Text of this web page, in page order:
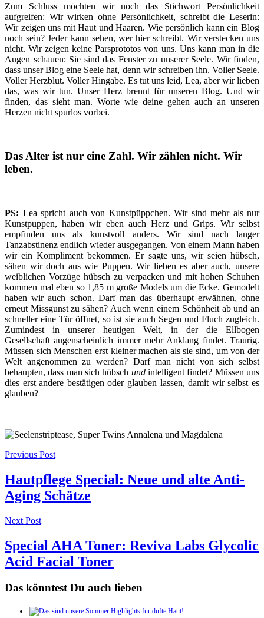
Zum Schluss möchten wir noch das Stichwort Persönlichkeit
aufgreifen: Wir wirken ohne Persönlichkeit, schreibt die Leserin:
Wir zeigen uns mit Haut und Haaren. Wie persönlich kann ein Blog
noch sein? Jeder kann sehen, wer hier schreibt. Wir verstecken uns
nicht. Wir zeigen keine Parsprototos von uns. Uns kann man in die
Augen schauen: Sie sind das Fenster zu unserer Seele. Wir finden,
dass unser Blog eine Seele hat, denn wir schreiben ihn. Voller Seele.
Voller Herzblut. Voller Hingabe. Es tut uns leid, Lea, aber wir lieben
das, was wir tun. Unser Herz brennt für unseren Blog. Und wir
finden, das sieht man. Worte wie deine gehen auch an unseren
Herzen nicht spurlos vorbei.
Das Alter ist nur eine Zahl. Wir zählen nicht. Wir
leben.
PS: Lea spricht auch von Kunstpüppchen. Wir sind mehr als nur
Kunstpuppen, haben wir eben auch Herz und Grips. Wir selbst
empfinden uns als kunstvoll anders. Wir sind nach langer
Tanzabstinenz endlich wieder ausgegangen. Von einem Mann haben
wir ein Kompliment bekommen. Er sagte uns, wir seien hübsch,
sähen wir doch aus wie Puppen. Wir lieben es aber auch, unsere
weiblichen Vorzüge hübsch zu verpacken und mit hohen Schuhen
kommen mal eben so 1,85 m große Models um die Ecke. Gemodelt
haben wir auch schon. Darf man das überhaupt erwähnen, ohne
erneut Missgunst zu sähen? Auch wenn einem Schönheit ab und an
schneller eine Tür öffnet, so ist sie auch Segen und Fluch zugleich.
Zumindest in unserer heutigen Welt, in der die Ellbogen
Gesellschaft augenscheinlich immer mehr Anklang findet. Traurig.
Müssen sich Menschen erst kleiner machen als sie sind, um von der
Welt angenommen zu werden? Darf man nicht von sich selbst
behaupten, dass man sich hübsch undintelligent findet? Müssen uns
dies erst andere bestätigen oder glauben lassen, damit wir selbst es
glauben?
Post
navigation
Previous Post
Hautpflege Special: Neue und alte Anti-
Aging Schätze
Next Post
Special AHA Toner: Reviva Labs Glycolic
Acid Facial Toner
Das könntest Du auch lieben